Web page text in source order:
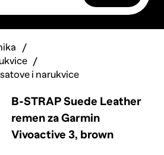
i narukvice
B-STRAP Suede Leather
remen za Garmin
Vivoactive 3, brown